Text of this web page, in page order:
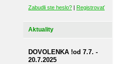
Zabudli ste heslo? | Registrovať
Aktuality
DOVOLENKA !od 7.7. -
20.7.2025